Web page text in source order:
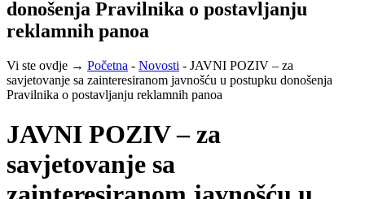
donošenja Pravilnika o postavljanju
reklamnih panoa
Vi ste ovdje → Početna - Novosti - JAVNI POZIV – za
savjetovanje sa zainteresiranom javnošću u postupku donošenja
Pravilnika o postavljanju reklamnih panoa
JAVNI POZIV – za
savjetovanje sa